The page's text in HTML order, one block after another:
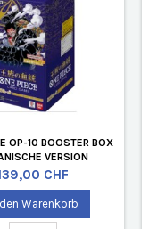
OP-10 BOOSTER BOX
VERSION
CHF
Warenkorb